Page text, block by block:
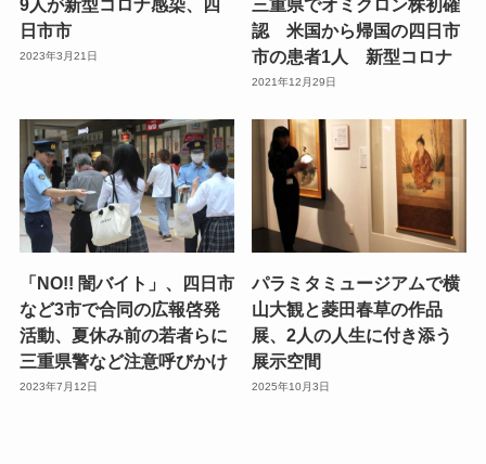
9人が新型コロナ感染、四
日市市
2023年3月21日
三重県でオミクロン株初確
認 米国から帰国の四日市
市の患者1人 新型コロナ
2021年12月29日
「NO!! 闇バイト」、四日市
など3市で合同の広報啓発
活動、夏休み前の若者らに
三重県警など注意呼びかけ
2023年7月12日
パラミタミュージアムで横
山大観と菱田春草の作品
展、2人の人生に付き添う
展示空間
2025年10月3日